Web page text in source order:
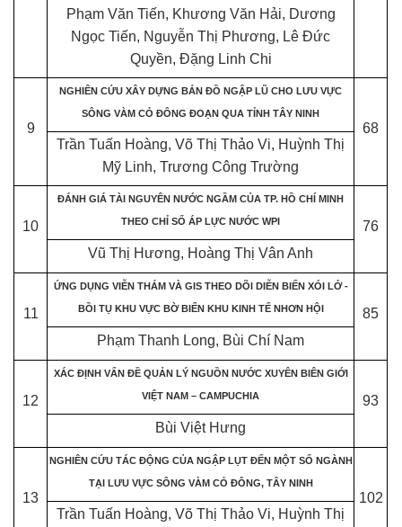
Phạm Văn Tiến, Khương Văn Hải, Dương
Ngọc Tiến, Nguyễn Thị Phương, Lê Đức
Quyền, Đặng Linh Chi
9
NGHIÊN CỨU XÂY DỰNG BẢN ĐỒ NGẬP LŨ CHO LƯU VỰC
SÔNG VÀM CỎ ĐÔNG ĐOẠN QUA TỈNH TÂY NINH
68
Trần Tuấn Hoàng, Võ Thị Thảo Vi, Huỳnh Thị
Mỹ Linh, Trương Công Trường
10
ĐÁNH GIÁ TÀI NGUYÊN NƯỚC NGẦM CỦA TP. HỒ CHÍ MINH
THEO CHỈ SỐ ÁP LỰC NƯỚC WPI
76
Vũ Thị Hương, Hoàng Thị Vân Anh
11
ỨNG DỤNG VIỄN THÁM VÀ GIS THEO DÕI DIỄN BIẾN XÓI LỞ -
BỒI TỤ KHU VỰC BỜ BIỂN KHU KINH TẾ NHƠN HỘI
85
Phạm Thanh Long, Bùi Chí Nam
12
XÁC ĐỊNH VẤN ĐỀ QUẢN LÝ NGUỒN NƯỚC XUYÊN BIÊN GIỚI
VIỆT NAM – CAMPUCHIA
93
Bùi Việt Hưng
13
NGHIÊN CỨU TÁC ĐỘNG CỦA NGẬP LỤT ĐẾN MỘT SỐ NGÀNH
TẠI LƯU VỰC SÔNG VÀM CỎ ĐÔNG, TÂY NINH
102
Trần Tuấn Hoàng, Võ Thị Thảo Vi, Huỳnh Thị